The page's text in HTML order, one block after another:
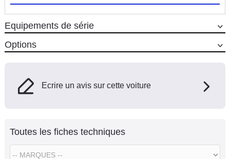
Equipements de série
Options
Ecrire un avis sur cette voiture
Toutes les fiches techniques